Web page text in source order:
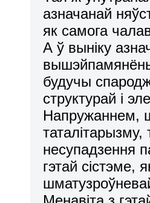
азначанай
як самога
А ў выніку
будучы
структурай і
Напружаннем,
таталітарызму,
несупадзення
гэтай